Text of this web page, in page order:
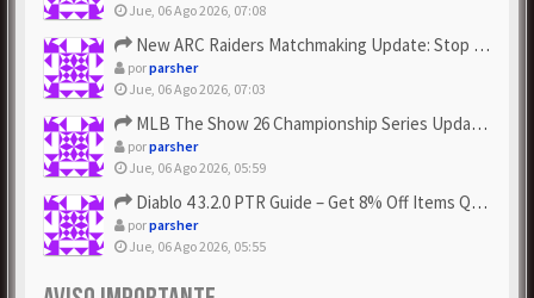
Jue, 06 Ago 2026, 07:08
New ARC Raiders Matchmaking Update: Stop Failed - Grab Bluep...
porparsher
Jue, 06 Ago 2026, 07:03
MLB The Show 26 Championship Series Update! Get Cheap & ...
porparsher
Jue, 06 Ago 2026, 05:59
Diablo 4 3.2.0 PTR Guide – Get 8% Off Items Quickly to Test ...
porparsher
Jue, 06 Ago 2026, 05:55